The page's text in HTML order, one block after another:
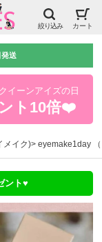
絞り込み カート
発送
イーンアイズの日
ト10倍❤️
メイク) eyemake1day
ント♥